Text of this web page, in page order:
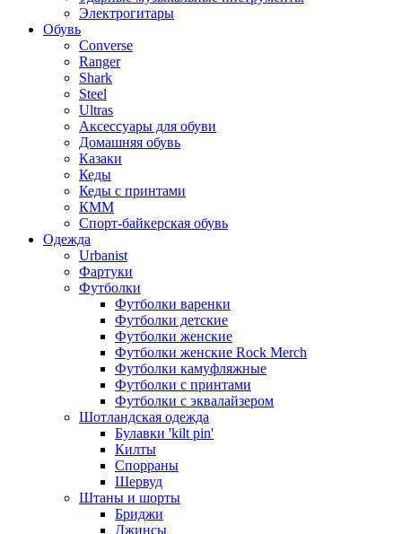
Электрогитары
Обувь
Converse
Ranger
Shark
Steel
Ultras
Аксессуары для обуви
Домашняя обувь
Казаки
Кеды
Кеды с принтами
КММ
Спорт-байкерская обувь
Одежда
Urbanist
Фартуки
Футболки
Футболки варенки
Футболки детские
Футболки женские
Футболки женские Rock Merch
Футболки камуфляжные
Футболки с принтами
Футболки с эквалайзером
Шотландская одежда
Булавки 'kilt pin'
Килты
Спорраны
Шервуд
Штаны и шорты
Бриджи
Джинсы